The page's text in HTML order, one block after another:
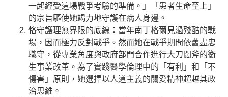
一起經受這場戰爭考驗的準備。」「患者生命至上」
的宗旨驅使她竭力地守護在病人身邊。
恪守護理無界限的底線：當年南丁格爾見過殘酷的戰
場，因而極力反對戰爭。然而她在戰爭期間依舊盡忠
職守，從專業角度與政府部門合作進行大刀闊斧的衞
生事業改革。為了實踐醫學倫理中的「有利」和「不
傷害」原則，她選擇以人道主義的關愛精神超越其政
治思維。